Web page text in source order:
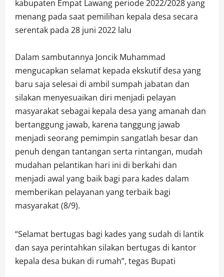
kabupaten Empat Lawang periode 2022/2028 yang
menang pada saat pemilihan kepala desa secara
serentak pada 28 juni 2022 lalu
Dalam sambutannya Joncik Muhammad
mengucapkan selamat kepada ekskutif desa yang
baru saja selesai di ambil sumpah jabatan dan
silakan menyesuaikan diri menjadi pelayan
masyarakat sebagai kepala desa yang amanah dan
bertanggung jawab, karena tanggung jawab
menjadi seorang pemimpin sangatlah besar dan
penuh dengan tantangan serta rintangan, mudah
mudahan pelantikan hari ini di berkahi dan
menjadi awal yang baik bagi para kades dalam
memberikan pelayanan yang terbaik bagi
masyarakat (8/9).
“Selamat bertugas bagi kades yang sudah di lantik
dan saya perintahkan silakan bertugas di kantor
kepala desa bukan di rumah”, tegas Bupati